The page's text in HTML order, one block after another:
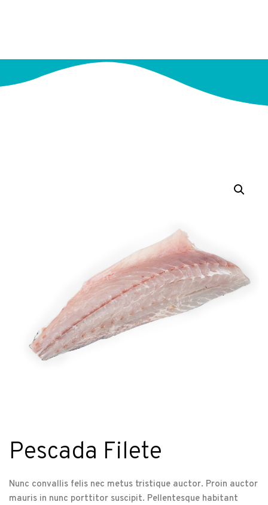
Pescada Filete
Nunc convallis felis nec metus tristique auctor. Proin auctor
mauris in nunc porttitor suscipit. Pellentesque habitant